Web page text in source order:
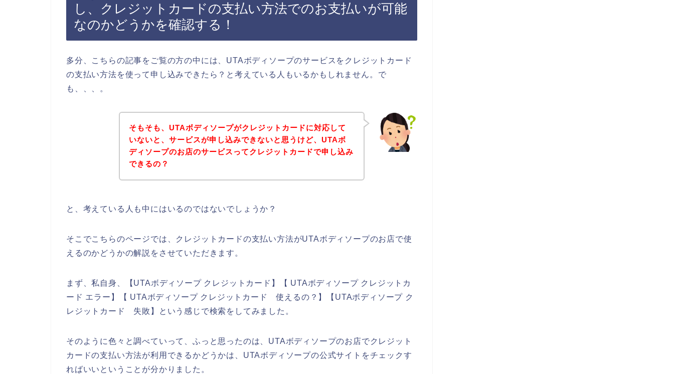
し、クレジットカードの支払い方法でのお支払いが可能
なのかどうかを確認する！
多分、こちらの記事をご覧の方の中には、UTAボディソープのサービスをクレジットカード
の支払い方法を使って申し込みできたら？と考えている人もいるかもしれません。で
も、、、。
そもそも、UTAボディソープがクレジットカードに対応して
いないと、サービスが申し込みできないと思うけど、UTAボ
ディソープのお店のサービスってクレジットカードで申し込み
できるの？
と、考えている人も中にはいるのではないでしょうか？
そこでこちらのページでは、クレジットカードの支払い方法がUTAボディソープのお店で使
えるのかどうかの解説をさせていただきます。
まず、私自身、【UTAボディソープ クレジットカード】【 UTAボディソープ クレジットカ
ード エラー】【 UTAボディソープ クレジットカード 使えるの？】【UTAボディソープ ク
レジットカード 失敗】という感じで検索をしてみました。
そのように色々と調べていって、ふっと思ったのは、UTAボディソープのお店でクレジット
カードの支払い方法が利用できるかどうかは、UTAボディソープの公式サイトをチェックす
ればいいということが分かりました。